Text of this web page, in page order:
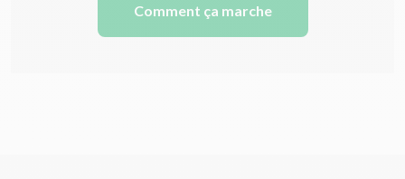
Comment ça marche